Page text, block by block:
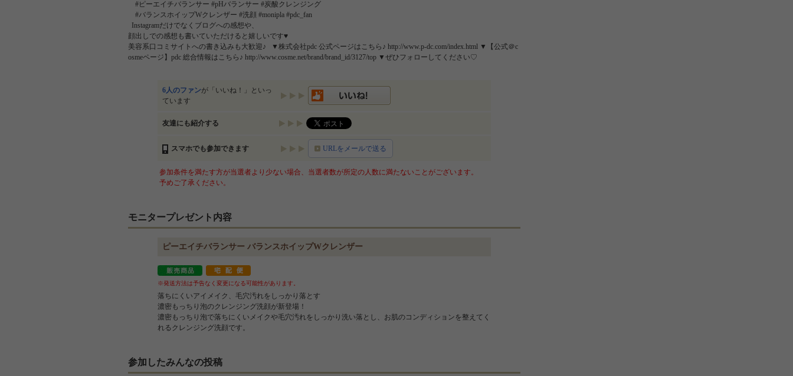
#ピーエイチバランサー #pHバランサー #炭酸クレンジング
#バランスホイップWクレンザー #洗顔 #monipla #pdc_fan
Instagramだけでなくブログへの感想や、
顔出しでの感想も書いていただけると嬉しいです♥
美容系口コミサイトへの書き込みも大歓迎♪ ▼株式会社pdc 公式ページはこちら♪ http://www.p-dc.com/index.html ▼【公式＠c
osmeページ】pdc 総合情報はこちら♪ http://www.cosme.net/brand/brand_id/3127/top ▼ぜひフォローしてください♡
6人のファンが「いいね！」といっ
ています
友達にも紹介する
スマホでも参加できます URLをメールで送る
参加条件を満たす方が当選者より少ない場合、当選者数が所定の人数に満たないことがございます。
予めご了承ください。
モニタープレゼント内容
ピーエイチバランサー バランスホイップWクレンザー
※発送方法は予告なく変更になる可能性があります。
落ちにくいアイメイク、毛穴汚れをしっかり落とす
濃密もっちり泡のクレンジング洗顔が新登場！
濃密もっちり泡で落ちにくいメイクや毛穴汚れをしっかり洗い落とし、お肌のコンディションを整えてく
れるクレンジング洗顔です。
参加したみんなの投稿